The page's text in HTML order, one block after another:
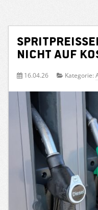
nicht auf
16.04.26 Kategorie: